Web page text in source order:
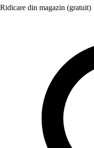
Ridicare din magazin (gratuit)